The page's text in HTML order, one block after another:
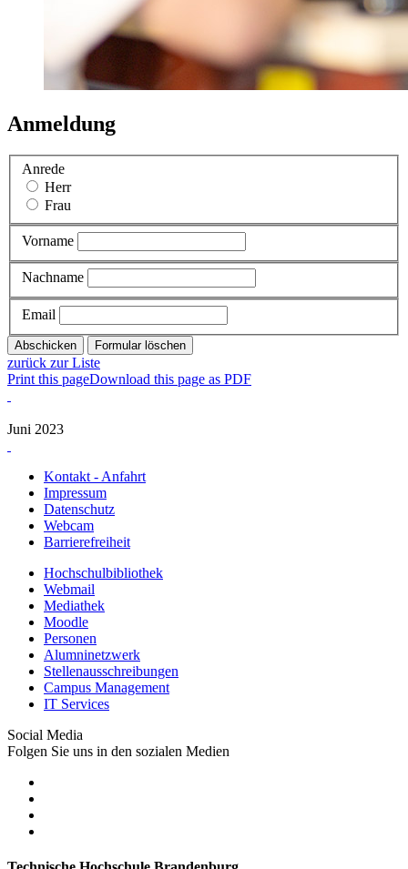
Anmeldung
Anrede
Herr
Frau
Vorname
Nachname
Email
zurück zur Liste
Print this pageDownload this page as PDF
Juni 2023
Kontakt - Anfahrt
Impressum
Datenschutz
Webcam
Barrierefreiheit
Hochschulbibliothek
Webmail
Mediathek
Moodle
Personen
Alumninetzwerk
Stellenausschreibungen
Campus Management
IT Services
Social Media
Folgen Sie uns in den sozialen Medien